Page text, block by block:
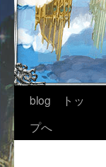
blog トッ
プへ